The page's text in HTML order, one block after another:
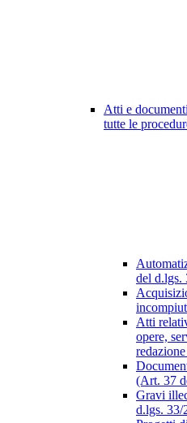
Atti e
tutte le
del d.lgs.
Atti
opere,
(Art. 37
Gravi
d.lgs. 33/